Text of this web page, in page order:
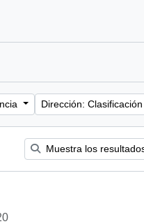
Dirección:
Muestra los